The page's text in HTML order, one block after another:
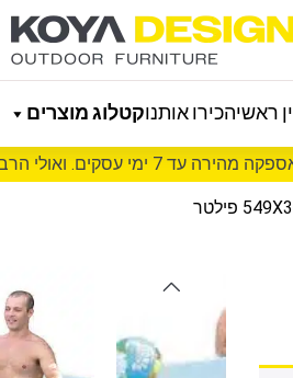
ראשיהכירו אותנוקטלוג מוצרים
מהירה עד 7 ימי עסקים. ואולי הרבה לפני...